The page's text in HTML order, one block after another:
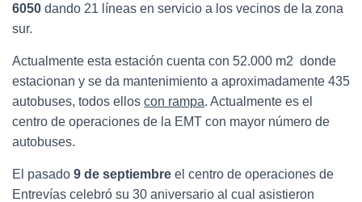
6050 dando 21 líneas en servicio a los vecinos de la zona
sur.
Actualmente esta estación cuenta con 52.000 m2 donde
estacionan y se da mantenimiento a aproximadamente 435
autobuses, todos ellos con rampa. Actualmente es el
centro de operaciones de la EMT con mayor número de
autobuses.
El pasado 9 de septiembre el centro de operaciones de
Entrevías celebró su 30 aniversario al cual asistieron